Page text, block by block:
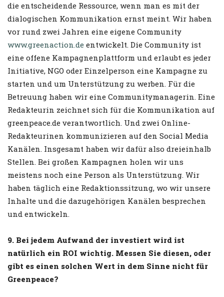
die entscheidende Ressource, wenn man es mit der
dialogischen Kommunikation ernst meint. Wir haben
vor rund zwei Jahren eine eigene Community
www.greenaction.de entwickelt. Die Community ist
eine offene Kampagnenplattform und erlaubt es jeder
Initiative, NGO oder Einzelperson eine Kampagne zu
starten und um Unterstützung zu werben. Für die
Betreuung haben wir eine Communitymanagerin. Eine
Redakteurin zeichnet sich für die Kommunikation auf
greenpeace.de verantwortlich. Und zwei Online-
Redakteurinen kommunizieren auf den Social Media
Kanälen. Insgesamt haben wir dafür also dreieinhalb
Stellen. Bei großen Kampagnen holen wir uns
meistens noch eine Person als Unterstützung. Wir
haben täglich eine Redaktionssitzung, wo wir unsere
Inhalte und die dazugehörigen Kanälen besprechen
und entwickeln.
9. Bei jedem Aufwand der investiert wird ist
natürlich ein ROI wichtig. Messen Sie diesen, oder
gibt es einen solchen Wert in dem Sinne nicht für
Greenpeace?